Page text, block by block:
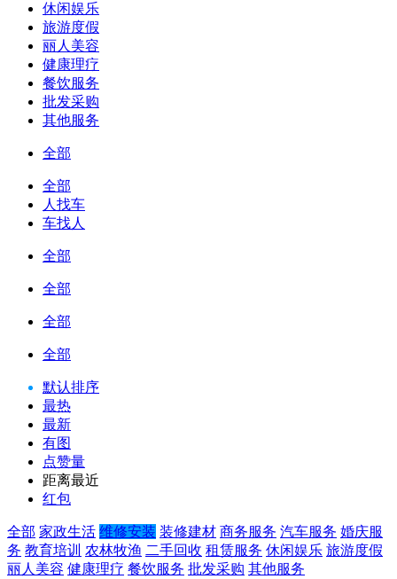
休闲娱乐
旅游度假
丽人美容
健康理疗
餐饮服务
批发采购
其他服务
全部
全部
人找车
车找人
全部
全部
全部
全部
默认排序
最热
最新
有图
点赞量
距离最近
红包
全部 家政生活 维修安装 装修建材 商务服务 汽车服务 婚庆服
务 教育培训 农林牧渔 二手回收 租赁服务 休闲娱乐 旅游度假
丽人美容 健康理疗 餐饮服务 批发采购 其他服务